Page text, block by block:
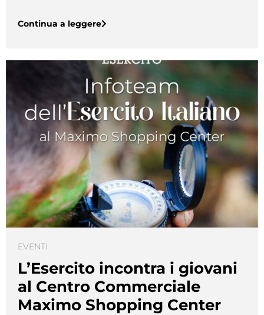
Continua a leggere
EVENTI
L’Esercito incontra i giovani
al Centro Commerciale
Maximo Shopping Center